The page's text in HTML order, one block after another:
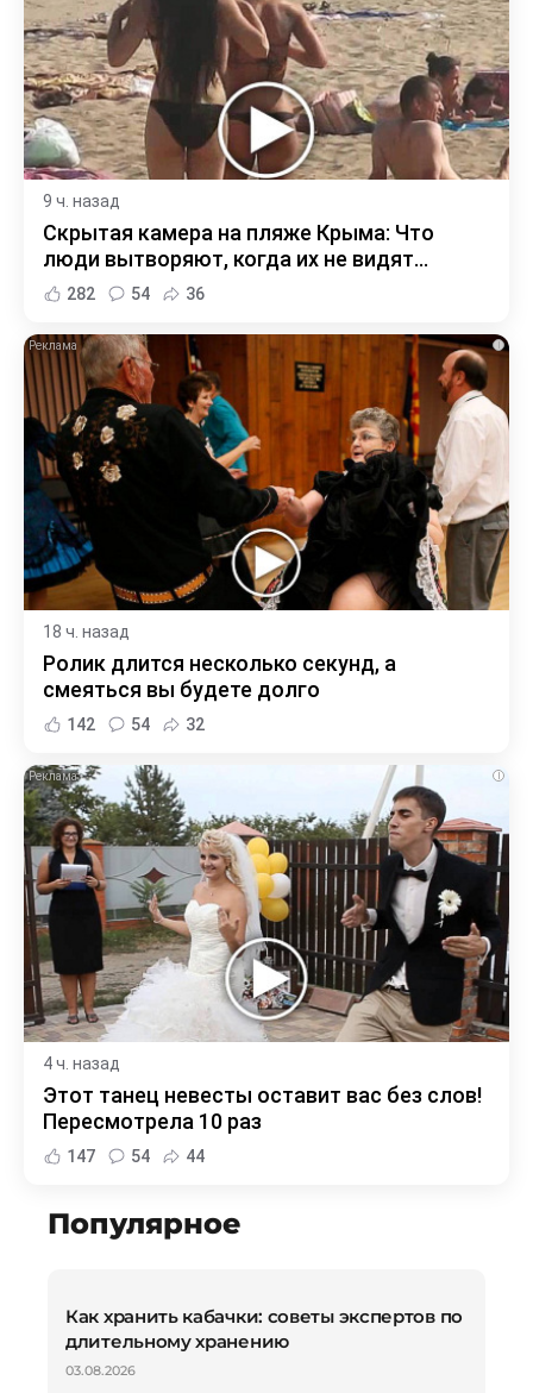
9 ч. назад
Скрытая камера на пляже Крыма: Что
люди вытворяют, когда их не видят...
282 54 36
i
18 ч. назад
Ролик длится несколько секунд, а
смеяться вы будете долго
142 54 32
i
4 ч. назад
Этот танец невесты оставит вас без слов!
Пересмотрела 10 раз
147 54 44
Популярное
Как хранить кабачки: советы экспертов по
длительному хранению
03.08.2026